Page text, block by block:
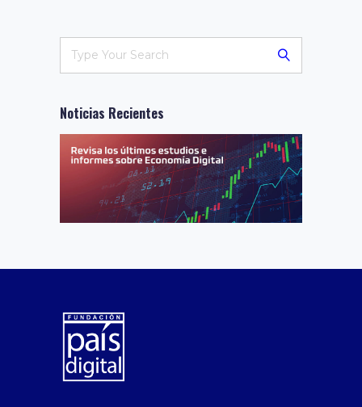
Noticias Recientes